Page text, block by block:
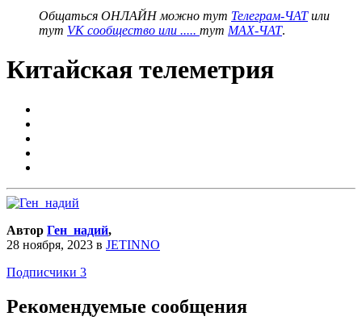
Общаться ОНЛАЙН можно тут Телеграм-ЧАТили
тут VK сообщество или ..... тут MAX-ЧАТ.
Китайская телеметрия
Автор Ген_надий,
28 ноября, 2023 в JETINNO
Подписчики 3
Рекомендуемые сообщения